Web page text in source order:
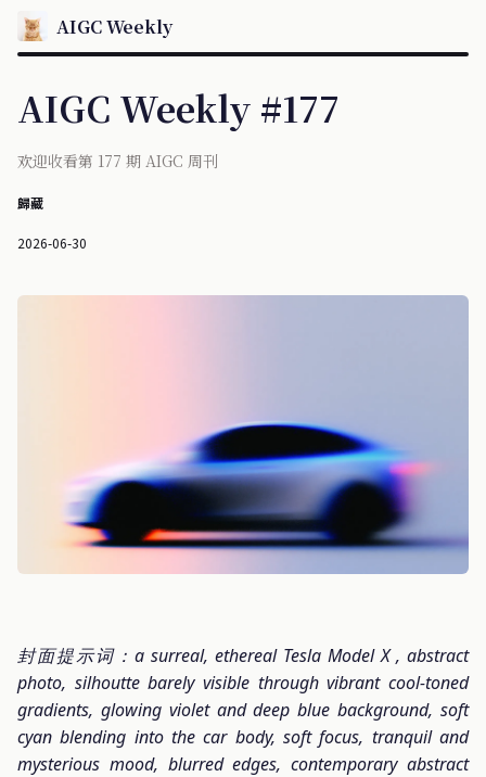
AIGC Weekly
AIGC Weekly #177
欢迎收看第 177 期 AIGC 周刊
歸藏
2026-06-30
封面提示词：a surreal, ethereal Tesla Model X , abstract
photo, silhoutte barely visible through vibrant cool-toned
gradients, glowing violet and deep blue background, soft
cyan blending into the car body, soft focus, tranquil and
mysterious mood, blurred edges, contemporary abstract